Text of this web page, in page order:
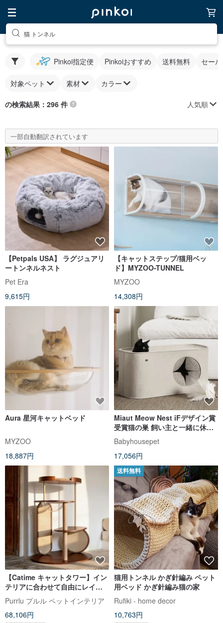
猫 トンネル
Pinkoi指定便 Pinkoiおすすめ 送料無料 セー
対象ペット 素材 カラー
の検索結果：296 件 人気順
一部自動翻訳されています
【Petpals USA】 ラグジュアリ
ートンネルネスト
Pet Era
9,615円
【キャットステップ/猫用ベッ
ド】MYZOO-TUNNEL
MYZOO
14,308円
Aura 星河キャットベッド
MYZOO
18,887円
Miaut Meow Nest iFデザイン賞
受賞猫の巣 飼い主と一緒に休ん
だり、隠れたり、遊んだりしま
す
Babyhousepet
17,056円
【Catime キャットタワー】イン
テリアに合わせて自由にレイア
ウト/ウォルナット・無垢材の 2
色/宇宙船
Purrlu プルル ペットインテリア
68,106円
送料無料
猫用トンネル かぎ針編み ペット
用ベッド かぎ針編み猫の家
Rufiki - home decor
10,763円